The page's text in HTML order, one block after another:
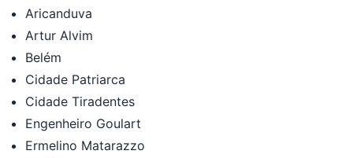
Aricanduva
Artur Alvim
Belém
Cidade Patriarca
Cidade Tiradentes
Engenheiro Goulart
Ermelino Matarazzo